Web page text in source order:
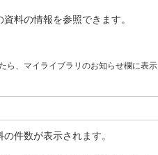
料の情報を参照できます。
ら、マイライブラリのお知らせ欄に表示
件数が表示されます。